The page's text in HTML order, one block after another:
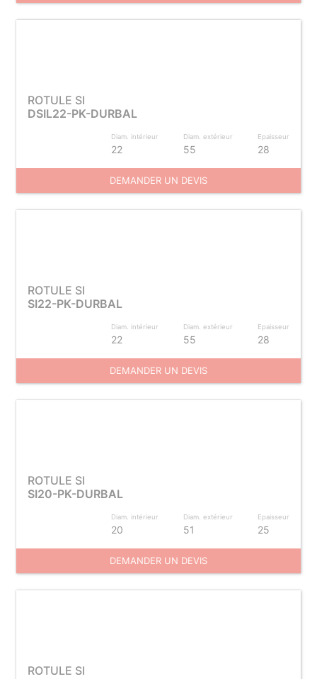
ROTULE SI
DSIL22-PK-DURBAL
Diam. intérieur
22
Diam. extérieur
55
Epaisseur
28
DEMANDER UN DEVIS
ROTULE SI
SI22-PK-DURBAL
Diam. intérieur
22
Diam. extérieur
55
Epaisseur
28
DEMANDER UN DEVIS
ROTULE SI
SI20-PK-DURBAL
Diam. intérieur
20
Diam. extérieur
51
Epaisseur
25
DEMANDER UN DEVIS
ROTULE SI